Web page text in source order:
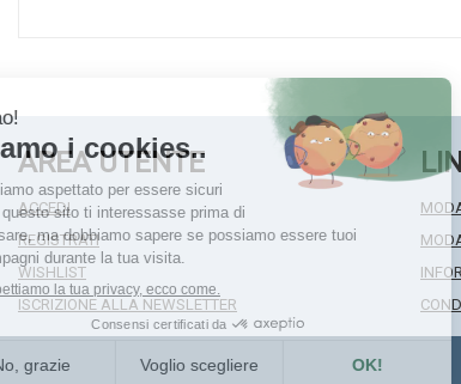
AREA UTENTE
ACCEDI
REGISTRATI
WISHLIST
ISCRIZIONE ALLA NEWSLETTER